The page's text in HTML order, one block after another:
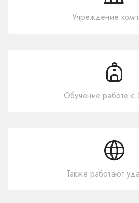
Учреждение
Обучение работе с
Также работают